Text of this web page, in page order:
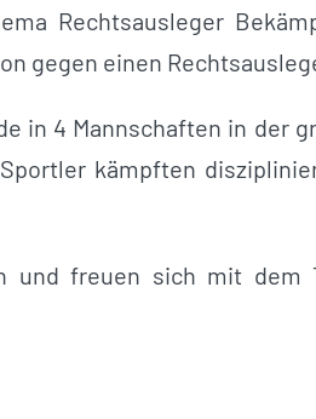
Rechtsausleger
gegen einen
in 4 Mannschaften in der
kämpften
und freuen sich mit dem